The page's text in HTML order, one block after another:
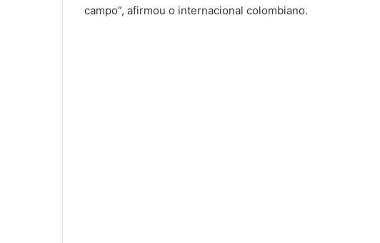
campo”, afirmou o internacional colombiano.